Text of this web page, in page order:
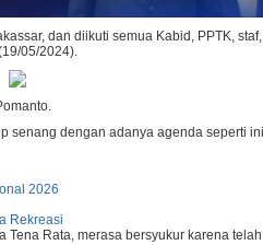
dan diikuti semua Kabid, PPTK,
05/2024).
dengan adanya agenda seperti
2026
Rekreasi
Rata, merasa bersyukur karena